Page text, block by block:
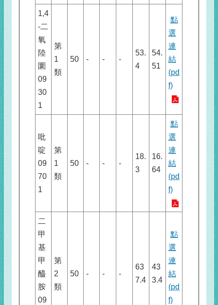
1,4
-二
氧
陸
圜
09
30
1
第
1
類
50 - - -
53.
4
54.
51
點
選
連
結
(pd
f)
吡
啶
09
70
1
第
1
類
50 - - -
18.
3
16.
64
點
選
連
結
(pd
f)
二
甲
基
甲
醯
胺
09
第
2
類
50 - - -
63
7.4
43
3.4
點
選
連
結
(pd
f)